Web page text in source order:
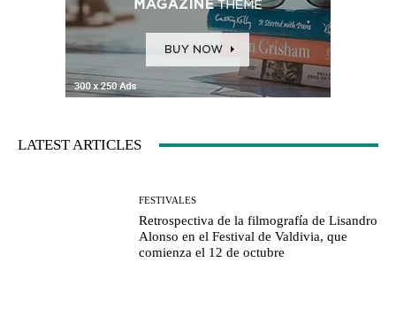
LATEST ARTICLES
FESTIVALES
Retrospectiva de la filmografía de Lisandro
Alonso en el Festival de Valdivia, que
comienza el 12 de octubre